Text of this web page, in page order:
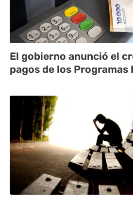
El gobierno anunció el
pagos de los Programas